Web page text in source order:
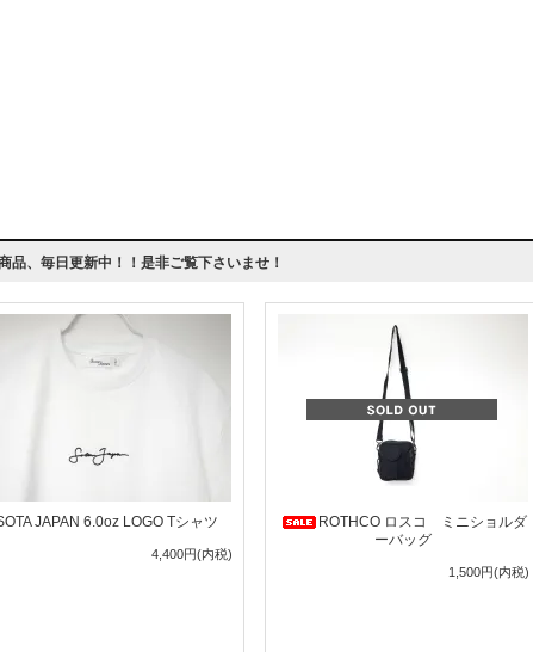
品、毎日更新中！！是非ご覧下さいませ！
JAPAN 6.0oz LOGO Tシャツ
4,400円(内税)
ROTHCO ロスコ ミニショルダ
ーバッグ
1,500円(内税)